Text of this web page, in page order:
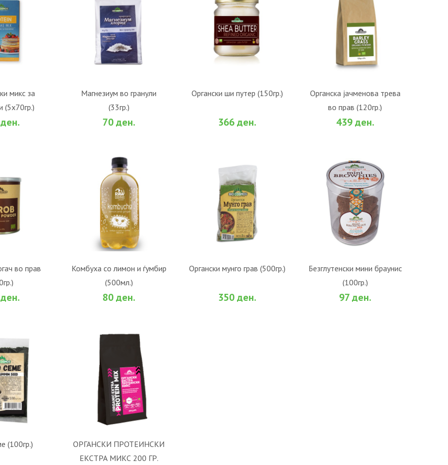
микс за
(5х70гр.)
За споредба
Магнезиум во гранули
(33гр.)
70 ден.
ВО КОШНИЧКА
Во желби За споредба
Органски ши путер (150гр.)
366 ден.
ВО КОШНИЧКА
Органска јачменова трева
во прав (120гр.)
439 ден.
ВО КОШНИЧКА
Во желби За споредба
во прав
За споредба
Комбуха со лимон и ѓумбир
(500мл.)
80 ден.
ВО КОШНИЧКА
Во желби За споредба
Oргански мунго грав (500гр.)
350 ден.
ВО КОШНИЧКА
Безглутенски мини браунис
(100гр.)
97 ден.
ВО КОШНИЧКА
Во желби За споредба
(100гр.)
ОРГАНСКИ ПРОТЕИНСКИ
ЕКСТРА МИКС 200 ГР.
ВО КОШНИЧКА
Во желби За споредба